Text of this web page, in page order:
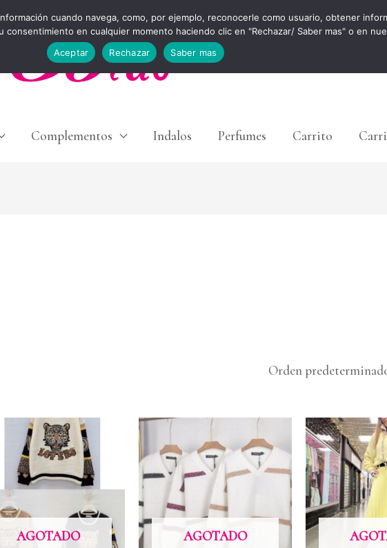
Complementos Indalos Perfumes Carrito
AGOTADO AGOTADO
cuando navega, como, por ejemplo, reconocerle como usuario, obtener
en cualquier momento haciendo clic en "Rechazar/ Saber mas" o en
Aceptar
Rechazar Saber mas